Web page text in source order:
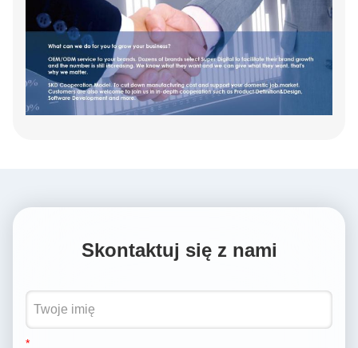
Skontaktuj się z nami